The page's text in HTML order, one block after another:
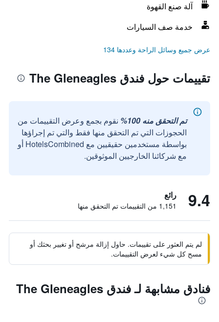
آلة صنع القهوة
خدمة صف السيارات
عرض جميع وسائل الراحة وعددها 134
تقييمات حول فندق The Gleneagles
تم التحقق منه 100%
نقوم بجمع وعرض التقييمات من
الحجوزات التي تم التحقق منها فقط والتي تم إجراؤها
بواسطة مستخدمين حقيقيين مع HotelsCombined أو
مع شركائنا الخارجيين الموثوقين.
9.4 رائع
1,151 من التقييمات تم التحقق منها
لم يتم العثور على تقييمات. حاول إزالة مرشح أو تغيير بحثك أو
مسح كل شيء لعرض التقييمات.
فنادق مشابهة لـ فندق The Gleneagles